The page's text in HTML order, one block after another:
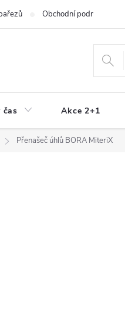
Obchodní podmínky
čas Akce 2+1
Přenašeč úhlů BORA MiteriX